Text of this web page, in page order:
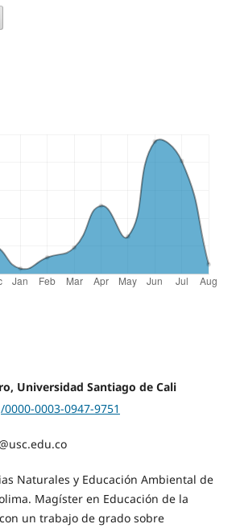
Universidad Santiago de Cali
0003-0947-9751
Naturales y Educación Ambiental de
Magíster en Educación de la
un trabajo de grado sobre